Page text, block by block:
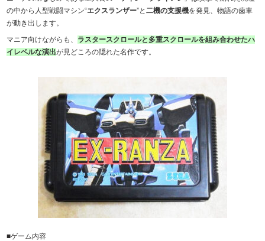
の中から人型戦闘マシン“エクスランザー”と二機の支援機を発見、物語の歯車
が動き出します。
マニア向けながらも、 ラスタースクロールと多重スクロールを組み合わせたハ
イレベルな演出が見どころの隠れた名作です。
■ゲーム内容